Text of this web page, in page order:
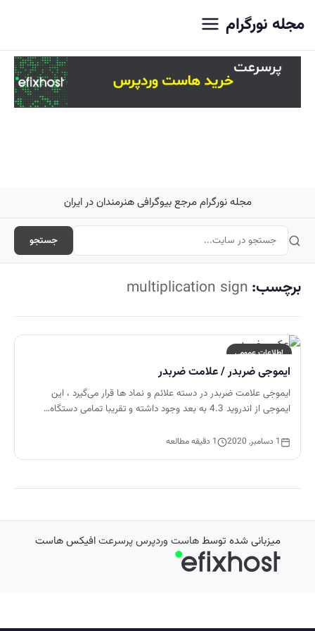
مجله نورگرام
مجله نورگرام مرجع بیوگرافی هنرمندان در ایران
جستجو
برچسب: multiplication sign
اطلاعات عمومی
ایموجی ضربدر / علامت ضربدر
ایموجی علامت ضربدر در دسته علائم و نماد ها قرار می‌گیرد ، این
ایموجی از اندروید 4.3 به بعد وجود داشته و تقریبا تمامی دستگاه…
1 دسامبر, 2020 1 دقیقه مطالعه
میزبانی شده توسطهاست وردپرس پرسرعتافیکس هاست